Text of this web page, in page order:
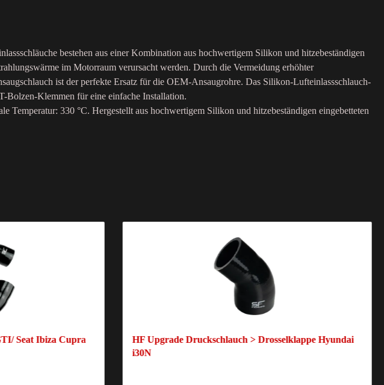
bestehen aus einer Kombination aus hochwertigem Silikon und hitzebeständigen
im Motorraum verursacht werden. Durch die Vermeidung erhöhter
ist der perfekte Ersatz für die OEM-Ansaugrohre. Das Silikon-Lufteinlassschlauch-
Bolzen-Klemmen für eine einfache Installation.
330 °C. Hergestellt aus hochwertigem Silikon und hitzebeständigen eingebetteten
Seat Ibiza Cupra
HF Upgrade Druckschlauch > Drosselklappe Hyundai
i30N